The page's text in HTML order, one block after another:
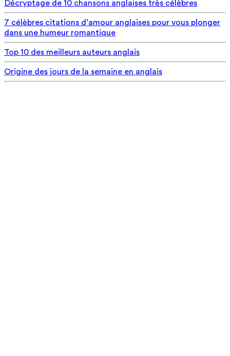
Décryptage de 10 chansons anglaises très célèbres
7 célèbres citations d’amour anglaises pour vous plonger
dans une humeur romantique
Top 10 des meilleurs auteurs anglais
Origine des jours de la semaine en anglais